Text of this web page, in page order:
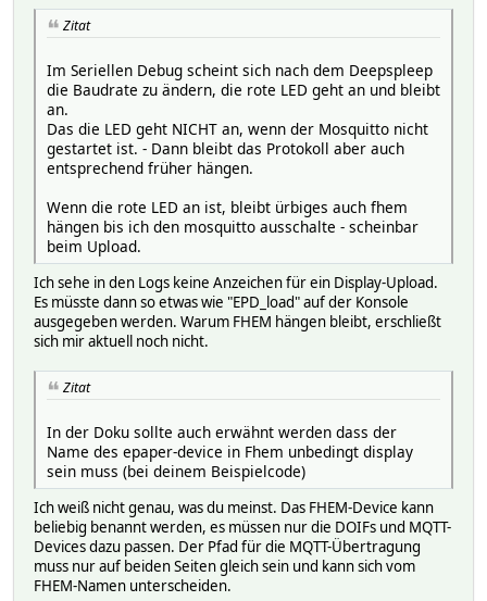
1622032559: Client ESPEInk_24a1603bdc22 disconnected.
1622032606: New connection from 127.0.0.1 on port 1883.
1622032606: No will message specified.
1622032606: Sending CONNACK to
1622032606: Received PINGREQ from
1622032606: Sending PINGRESP to Net::MQTT::Message[30339]
1622032606: Received SUBSCRIBE from
1622032606: cmd/display/upload (QoS 0)
1622032606: Sending SUBACK to Net::MQTT::Message[30339]
1622032607: Received SUBSCRIBE from
1622032607: cmd/display/upload (QoS 0)
1622032607: Net::MQTT::Message[30339] 0 cmd/display/
1622032607: Sending SUBACK to Net::MQTT::Message[30339]
Zitat
Im Seriellen Debug scheint sich nach dem Deepspleep
die Baudrate zu ändern, die rote LED geht an und bleibt
an.
Das die LED geht NICHT an, wenn der Mosquitto nicht
gestartet ist. - Dann bleibt das Protokoll aber auch
entsprechend früher hängen.
Wenn die rote LED an ist, bleibt ürbiges auch fhem
hängen bis ich den mosquitto ausschalte - scheinbar
beim Upload.
Ich sehe in den Logs keine Anzeichen für ein Display-Upload.
Es müsste dann so etwas wie "EPD_load" auf der Konsole
ausgegeben werden. Warum FHEM hängen bleibt, erschließt
sich mir aktuell noch nicht.
Zitat
In der Doku sollte auch erwähnt werden dass der
Name des epaper-device in Fhem unbedingt display
sein muss (bei deinem Beispielcode)
Ich weiß nicht genau, was du meinst. Das FHEM-Device kann
beliebig benannt werden, es müssen nur die DOIFs und MQTT-
Devices dazu passen. Der Pfad für die MQTT-Übertragung
muss nur auf beiden Seiten gleich sein und kann sich vom
FHEM-Namen unterscheiden.